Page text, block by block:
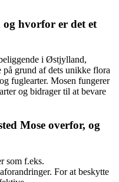
og hvorfor er det et
i Østjylland,
grund af dets unikke flora
fuglearter. Mosen fungerer
og bidrager til at bevare
Mose overfor, og
som f.eks.
For at beskytte